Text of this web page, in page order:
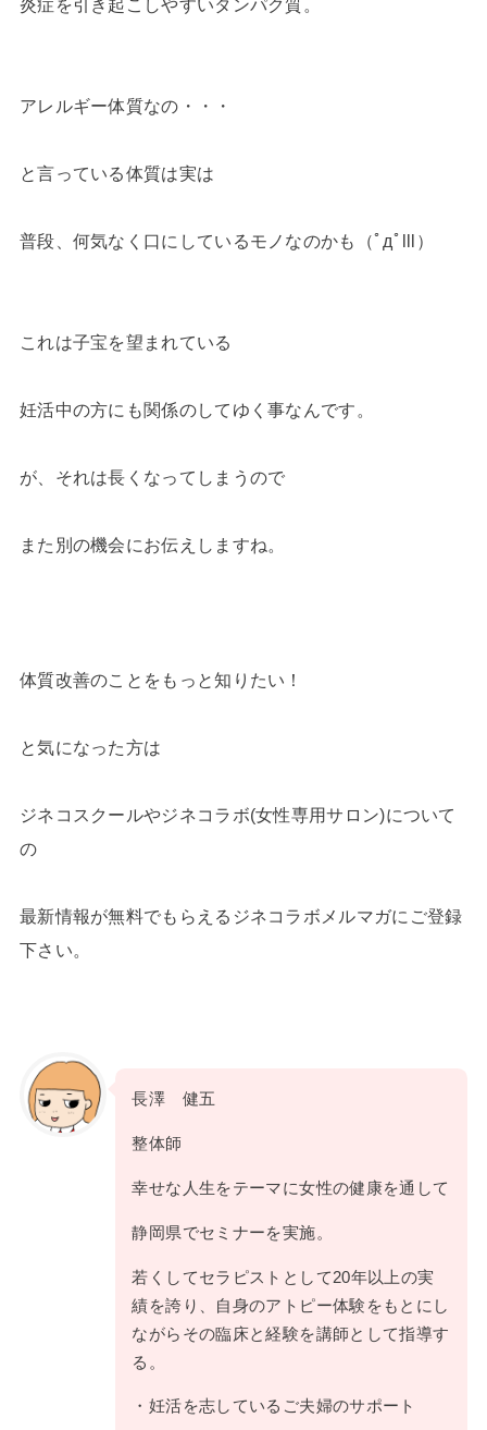
炎症を引き起こしやすいタンパク質。
アレルギー体質なの・・・
と言っている体質は実は
普段、何気なく口にしているモノなのかも（ﾟдﾟlll）
これは子宝を望まれている
妊活中の方にも関係のしてゆく事なんです。
が、それは長くなってしまうので
また別の機会にお伝えしますね。
体質改善のことをもっと知りたい！
と気になった方は
ジネコスクールやジネコラボ(女性専用サロン)について
の
最新情報が無料でもらえるジネコラボメルマガにご登録
下さい。
長澤 健五
整体師
幸せな人生をテーマに女性の健康を通して
静岡県でセミナーを実施。
若くしてセラピストとして20年以上の実
績を誇り、自身のアトピー体験をもとにし
ながらその臨床と経験を講師として指導す
る。
・妊活を志しているご夫婦のサポート